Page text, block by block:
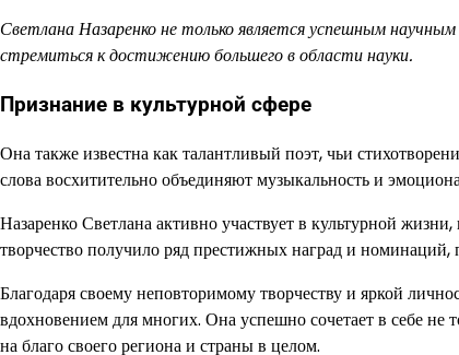
Светлана Назаренко не только является успешным
стремиться к достижению большего в области науки.
Признание в культурной сфере
Она также известна как талантливый поэт, чьи
слова восхитительно объединяют музыкальность и
Назаренко Светлана активно участвует в культурной
творчество получило ряд престижных наград и
Благодаря своему неповторимому творчеству и яркой
вдохновением для многих. Она успешно сочетает в себе не
на благо своего региона и страны в целом.